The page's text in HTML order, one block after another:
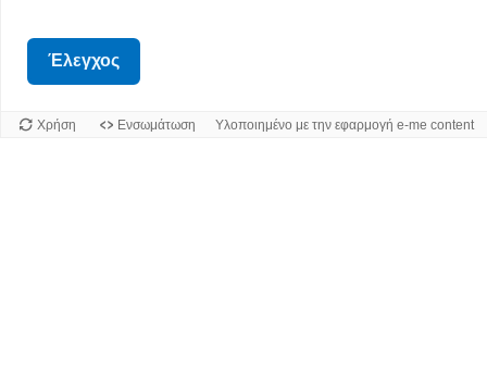
Έλεγχος
Χρήση Ενσωμάτωση Υλοποιημένο με την εφαρμογή e-me content